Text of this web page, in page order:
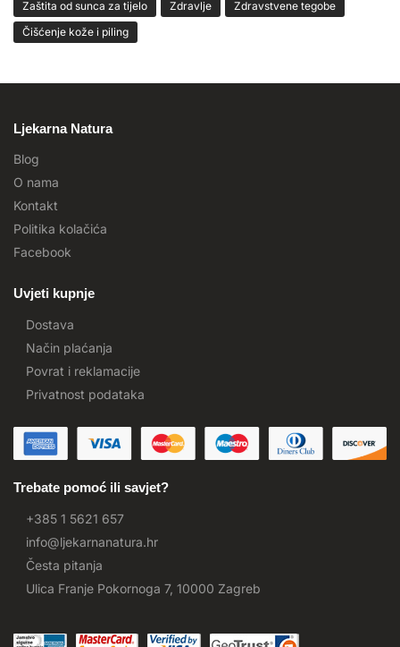
Zaštita od sunca za tijelo
Zdravlje
Zdravstvene tegobe
Čišćenje kože i piling
Ljekarna Natura
Blog
O nama
Kontakt
Politika kolačića
Facebook
Uvjeti kupnje
Dostava
Način plaćanja
Povrat i reklamacije
Privatnost podataka
Trebate pomoć ili savjet?
+385 1 5621 657
info@ljekarnanatura.hr
Česta pitanja
Ulica Franje Pokornoga 7, 10000 Zagreb